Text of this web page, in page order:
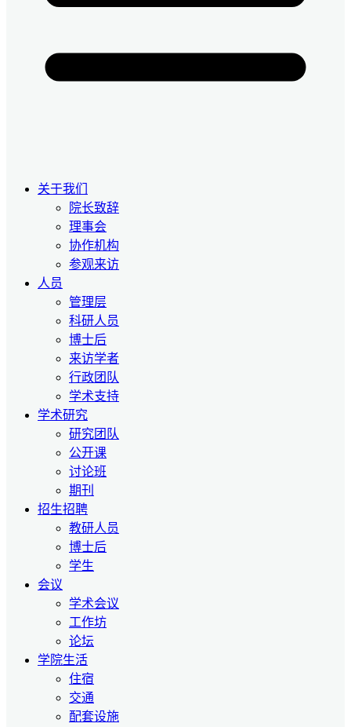
关于我们
院长致辞
理事会
协作机构
参观来访
人员
管理层
科研人员
博士后
来访学者
行政团队
学术支持
学术研究
研究团队
公开课
讨论班
期刊
招生招聘
教研人员
博士后
学生
会议
学术会议
工作坊
论坛
学院生活
住宿
交通
配套设施